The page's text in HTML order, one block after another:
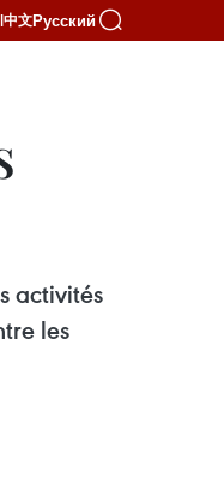
中文Русский
activités
les